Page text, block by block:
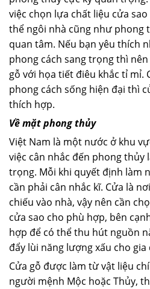
việc chọn lựa chất liệu cửa
thể ngôi nhà cũng như phong
quan tâm. Nếu bạn yêu thích
phong cách sang trọng thì
gỗ với họa tiết điêu khắc tỉ mỉ.
phong cách sống hiện đại thì
thích hợp.
Về mặt phong thủy
Việt Nam là một nước ở khu
việc cân nhắc đến phong thủy
trọng. Mỗi khi quyết định làm
cần phải cân nhắc kĩ. Cửa là
chiếu vào nhà, vậy nên cần
cửa sao cho phù hợp, bên
hợp để có thể thu hút nguồn
đẩy lùi năng lượng xấu cho gia
Cửa gỗ được làm từ vật liệu
người mệnh Mộc hoặc Thủy,